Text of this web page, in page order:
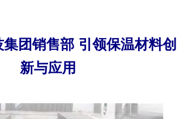
团销售部 引领保温材料创
新与应用